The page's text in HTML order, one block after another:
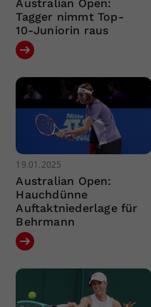
Australian Open:
Tagger nimmt Top-
10-Juniorin raus
19.01.2025
Australian Open:
Hauchdünne
Auftaktniederlage für
Behrmann